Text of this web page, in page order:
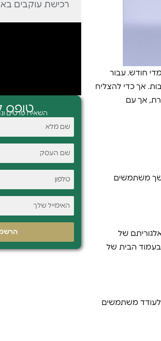
רכישת עוקבים
טופס
השאירו פרטים
חודש. עבור
אך כדי להצליח
אך עם
משתמשים
של
בעמוד הבית של
ולעודד משתמשים